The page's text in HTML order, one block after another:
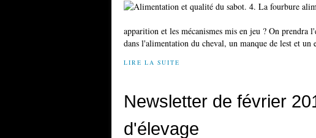
apparition et les mécanismes mis en jeu ? On prendra
dans l'alimentation du cheval, un manque de lest et un
LIRE LA SUITE
Newsletter de février
d'élevage